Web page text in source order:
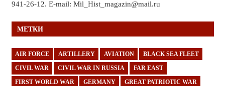
941-26-12. E-mail: Mil_Hist_magazin@mail.ru
МЕТКИ
AIR FORCE ARTILLERY AVIATION BLACK SEA FLEET
CIVIL WAR CIVIL WAR IN RUSSIA FAR EAST
FIRST WORLD WAR GERMANY GREAT PATRIOTIC WAR